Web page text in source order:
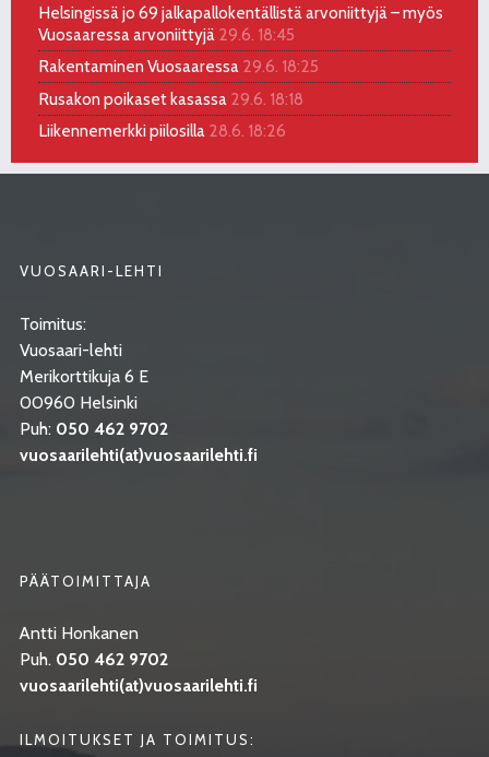
Helsingissä jo 69 jalkapallokentällistä arvoniittyjä – myös
Vuosaaressa arvoniittyjä 29.6. 18:45
Rakentaminen Vuosaaressa 29.6. 18:25
Rusakon poikaset kasassa 29.6. 18:18
Liikennemerkki piilosilla 28.6. 18:26
VUOSAARI-LEHTI
Toimitus:
Vuosaari-lehti
Merikorttikuja 6 E
00960 Helsinki
Puh: 050 462 9702
vuosaarilehti(at)vuosaarilehti.fi
PÄÄTOIMITTAJA
Antti Honkanen
Puh. 050 462 9702
vuosaarilehti(at)vuosaarilehti.fi
ILMOITUKSET JA TOIMITUS: